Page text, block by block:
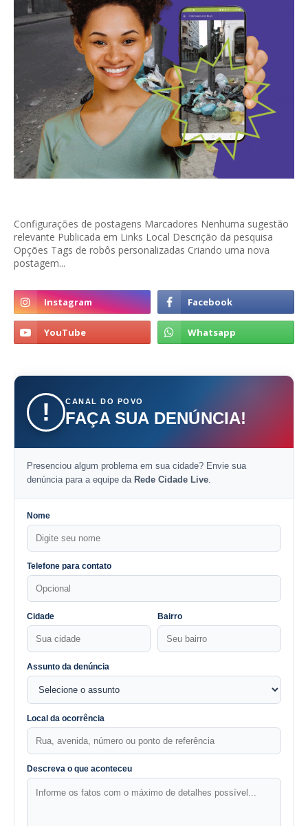
Configurações de postagens Marcadores Nenhuma sugestão
relevante Publicada em Links Local Descrição da pesquisa
Opções Tags de robôs personalizadas Criando uma nova
postagem...
! CANAL DO POVO
FAÇA SUA DENÚNCIA!
Presenciou algum problema em sua cidade? Envie sua
denúncia para a equipe da Rede Cidade Live.
Nome
Telefone para contato
Cidade Bairro
Assunto da denúncia
Local da ocorrência
Descreva o que aconteceu